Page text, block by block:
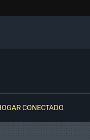
CONECTADO